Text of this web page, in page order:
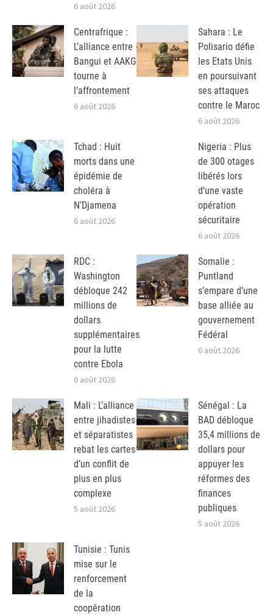
6 août 2026
Centrafrique :
L’alliance entre
Bangui et AAKG
tourne à
l’affrontement
6 août 2026
Sahara : Le
Polisario défie
les Etats Unis
en poursuivant
ses attaques
contre le Maroc
6 août 2026
Tchad : Huit
morts dans une
épidémie de
choléra à
N’Djamena
6 août 2026
Nigeria : Plus
de 300 otages
libérés lors
d’une vaste
opération
sécuritaire
6 août 2026
RDC :
Washington
débloque 242
millions de
dollars
supplémentaires
pour la lutte
contre Ebola
6 août 2026
Somalie :
Puntland
s’empare d’une
base alliée au
gouvernement
Fédéral
6 août 2026
Mali : L’alliance
entre jihadistes
et séparatistes
rebat les cartes
d’un conflit de
plus en plus
complexe
5 août 2026
Sénégal : La
BAD débloque
35,4 millions de
dollars pour
appuyer les
réformes des
finances
publiques
5 août 2026
Tunisie : Tunis
mise sur le
renforcement
de la
coopération